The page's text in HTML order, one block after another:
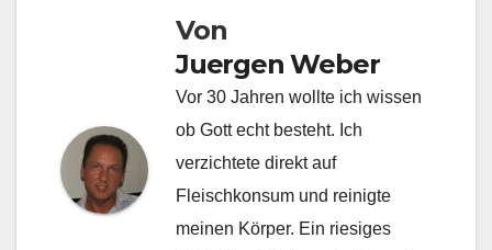
Von
Juergen Weber
Vor 30 Jahren wollte ich wissen
ob Gott echt besteht. Ich
verzichtete direkt auf
Fleischkonsum und reinigte
meinen Körper. Ein riesiges